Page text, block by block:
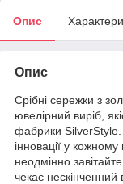
Опис
Опис
Срібні сережки з
ювелірний виріб,
фабрики SilverStyle.
інновації у
неодмінно
чекає нескінченний